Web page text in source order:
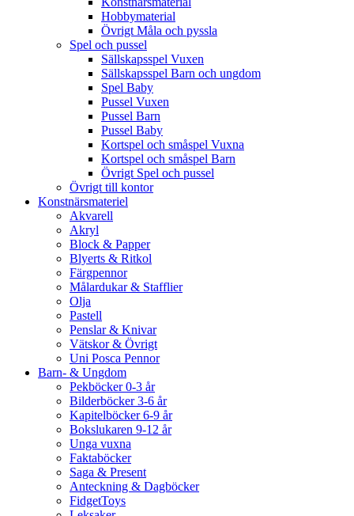
Hobbymaterial
Övrigt Måla och pyssla
Spel och pussel
Sällskapsspel Vuxen
Sällskapsspel Barn och ungdom
Spel Baby
Pussel Vuxen
Pussel Barn
Pussel Baby
Kortspel och småspel Vuxna
Kortspel och småspel Barn
Övrigt Spel och pussel
Övrigt till kontor
Konstnärsmateriel
Akvarell
Akryl
Block & Papper
Blyerts & Ritkol
Färgpennor
Målardukar & Stafflier
Olja
Pastell
Penslar & Knivar
Vätskor & Övrigt
Uni Posca Pennor
Barn- & Ungdom
Pekböcker 0-3 år
Bilderböcker 3-6 år
Kapitelböcker 6-9 år
Bokslukaren 9-12 år
Unga vuxna
Faktaböcker
Saga & Present
Anteckning & Dagböcker
FidgetToys